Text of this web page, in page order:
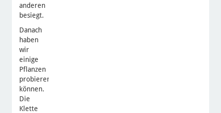
anderen
besiegt.
Danach
haben
wir
einige
Pflanzen
probieren
können.
Die
Klette